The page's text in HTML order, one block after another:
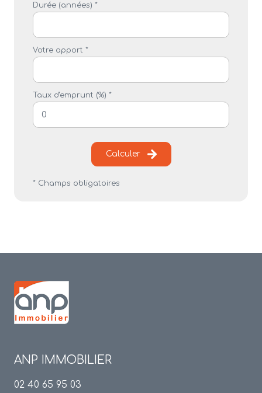
Durée (années) *
Votre apport *
Taux d'emprunt (%) *
Calculer
* Champs obligatoires
ANP IMMOBILIER
02 40 65 95 03